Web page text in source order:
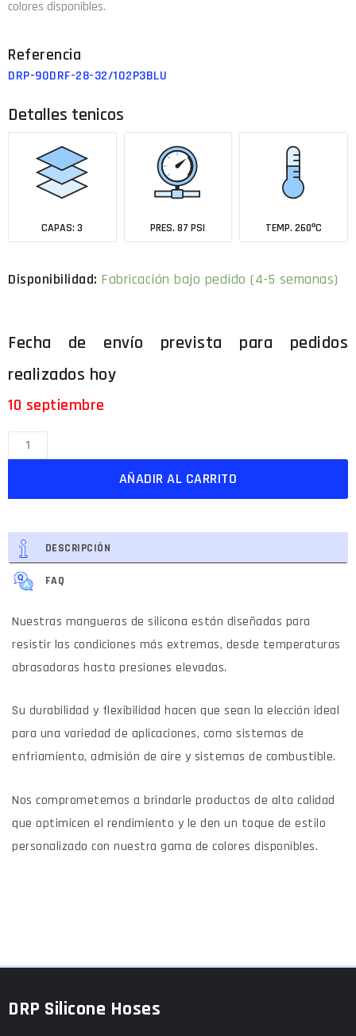
colores disponibles.
DRP-90DRF-28-32/102P3BLU
Detalles tenicos
CAPAS: 3 PRES. 87 PSI TEMP. 260ºC
Fabricación bajo pedido (4-5 semanas)
10 septiembre
AÑADIR AL CARRITO
DESCRIPCIÓN
FAQ
Nuestras mangueras de silicona están diseñadas para
resistir las condiciones más extremas, desde temperaturas
abrasadoras hasta presiones elevadas.
Su durabilidad y flexibilidad hacen que sean la elección ideal
para una variedad de aplicaciones, como sistemas de
enfriamiento, admisión de aire y sistemas de combustible.
Nos comprometemos a brindarle productos de alta calidad
que optimicen el rendimiento y le den un toque de estilo
personalizado con nuestra gama de colores disponibles.
DRP Silicone Hoses